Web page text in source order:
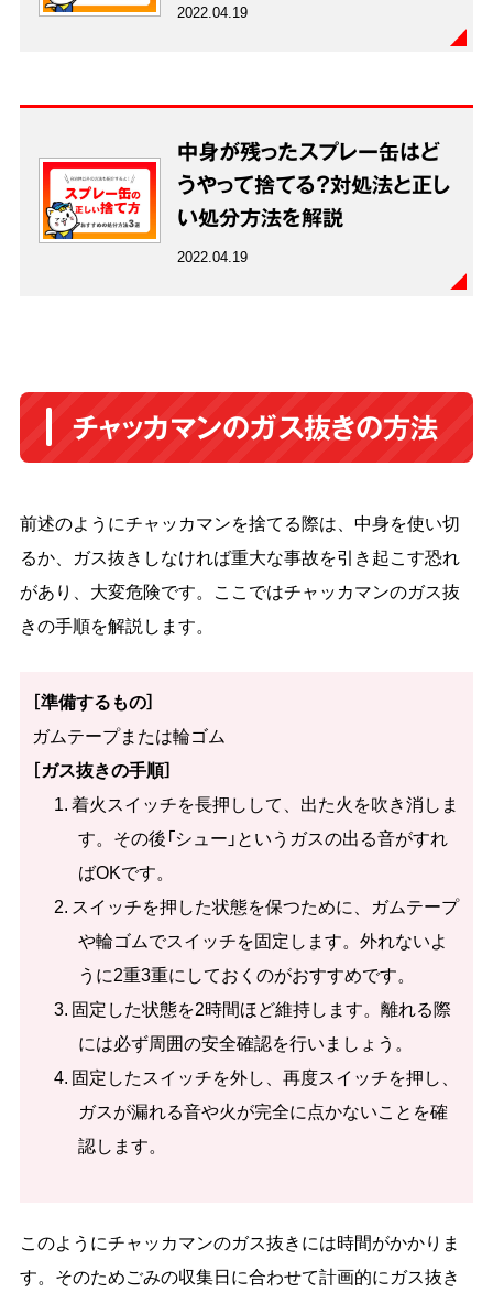
2022.04.19
中身が残ったスプレー缶はど
うやって捨てる？対処法と正し
い処分方法を解説
2022.04.19
チャッカマンのガス抜きの方法
前述のようにチャッカマンを捨てる際は、中身を使い切
るか、ガス抜きしなければ重大な事故を引き起こす恐れ
があり、大変危険です。ここではチャッカマンのガス抜
きの手順を解説します。
［準備するもの］
ガムテープまたは輪ゴム
［ガス抜きの手順］
着火スイッチを長押しして、出た火を吹き消しま
す。その後「シュー」というガスの出る音がすれ
ばOKです。
スイッチを押した状態を保つために、ガムテープ
や輪ゴムでスイッチを固定します。外れないよ
うに2重3重にしておくのがおすすめです。
固定した状態を2時間ほど維持します。離れる際
には必ず周囲の安全確認を行いましょう。
固定したスイッチを外し、再度スイッチを押し、
ガスが漏れる音や火が完全に点かないことを確
認します。
このようにチャッカマンのガス抜きには時間がかかりま
す。そのためごみの収集日に合わせて計画的にガス抜き